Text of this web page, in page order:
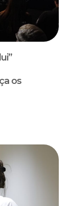
os